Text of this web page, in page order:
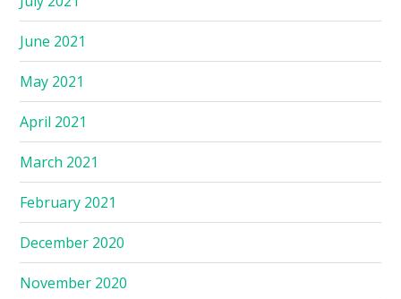
June 2021
May 2021
April 2021
March 2021
February 2021
December 2020
November 2020